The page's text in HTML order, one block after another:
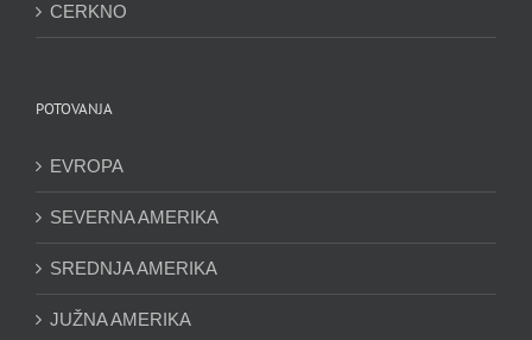
CERKNO
POTOVANJA
EVROPA
SEVERNA AMERIKA
SREDNJA AMERIKA
JUŽNA AMERIKA